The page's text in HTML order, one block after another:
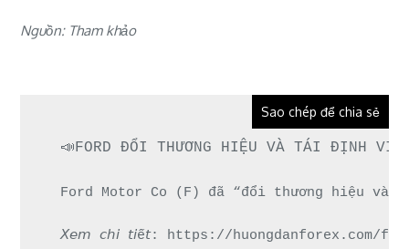
Nguồn: Tham khảo
Sao chép để chia sẻ
📣FORD ĐỔI THƯƠNG HIỆU VÀ TÁI ĐỊNH VỊ
Ford Motor Co (F) đã “đổi thương hiệu
𝘟𝘦𝘮 𝘤𝘩𝘪 𝘵𝘪ế𝘵: https://huongdanforex.com/